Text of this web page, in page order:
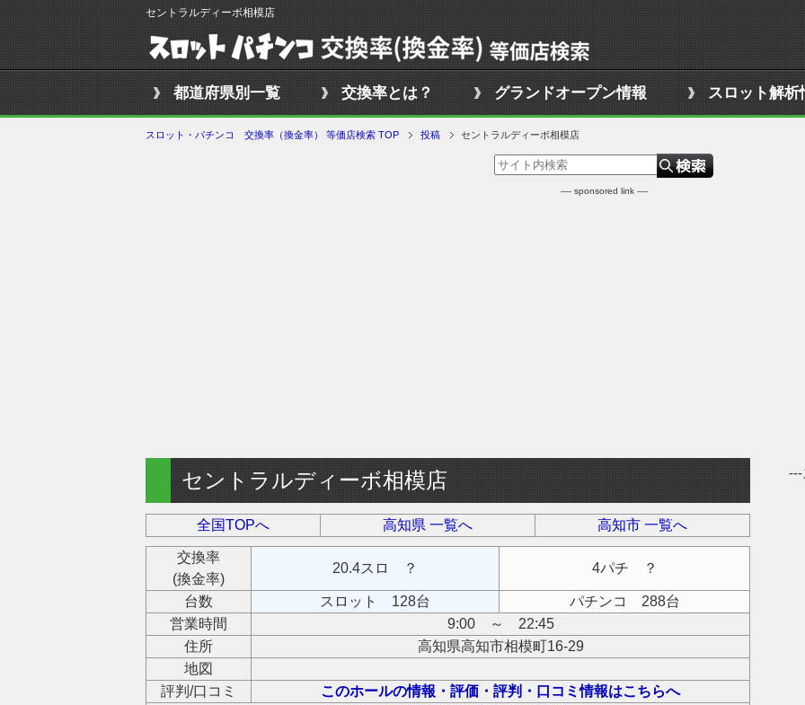
都道府県別一覧 交換率とは？ グランドオープン情報 スロット解析
スロット・パチンコ 交換率（換金率） 等価店検索 TOP 投稿 セントラルディーボ相模店
---- sponsored link ----
セントラルディーボ相模店
全国TOPへ 高知県 一覧へ 高知市 一覧へ
交換率
(換金率)
20.4スロ ？ 4パチ ？
台数 スロット 128台
パチンコ 288台
営業時間
9:00 ～ 22:45
住所
高知県高知市相模町16-29
地図
評判/口コミ
このホールの情報・評価・評判・口コミ情報はこちらへ
---
セントラルディーボ相模店